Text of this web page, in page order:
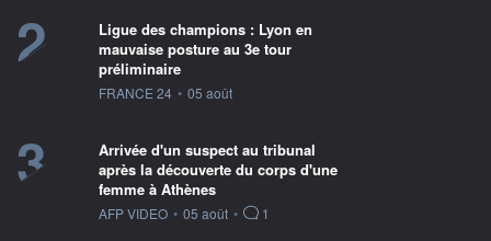
2
Ligue des champions : Lyon en
mauvaise posture au 3e tour
préliminaire
information fournie par
FRANCE 24 • 05 août
3
Arrivée d'un suspect au tribunal
après la découverte du corps d'une
femme à Athènes
information fournie par
AFP VIDEO • 05 août • 1